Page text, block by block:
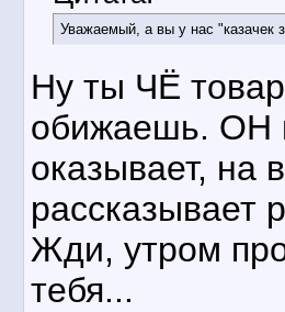
Уважаемый, а вы у нас "казачек
Ну ты ЧЁ
обижаешь. ОН
оказывает, на
рассказывает
Жди, утром
тебя...